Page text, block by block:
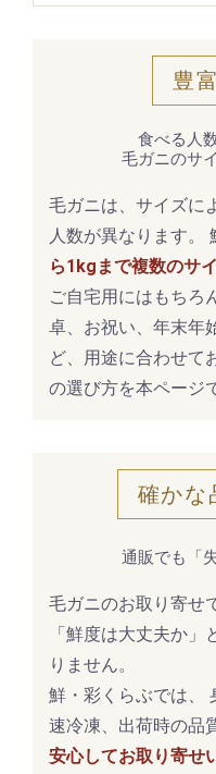
豊
食べる人
毛ガニのサ
毛ガニは、サイズに
人数が異なります。
ら1kgまで複数のサ
ご自宅用にはもちろ
卓、お祝い、年末年
ど、用途に合わせて
の選び方を本ページ
確かな
通販でも「
毛ガニのお取り寄せ
「鮮度は大丈夫か
りません。
鮮・彩くらぶでは、
速冷凍、出荷時の品
安心してお取り寄せ